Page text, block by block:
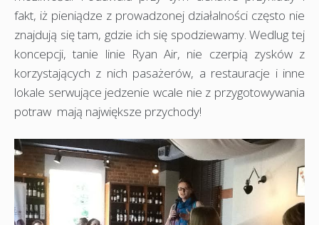
fakt, iż pieniądze z prowadzonej działalności często nie
znajdują się tam, gdzie ich się spodziewamy. Wedlug tej
koncepcji, tanie linie Ryan Air, nie czerpią zysków z
korzystających z nich pasażerów, a restauracje i inne
lokale serwujące jedzenie wcale nie z przygotowywania
potraw mają największe przychody!